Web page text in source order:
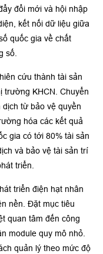
đổi mới và hội nhập
kết nối dữ liệu giữa
quốc gia về chất
số.
cứu thành tài sản
trường KHCN. Chuyển
từ bảo vệ quyền
hóa các kết quả
gia có tới 80% tài sản
và bảo vệ tài sản trí
triển.
triển điện hạt nhân
nền. Đặt mục tiêu
quan tâm đến công
module quy mô nhỏ.
quản lý theo mức độ